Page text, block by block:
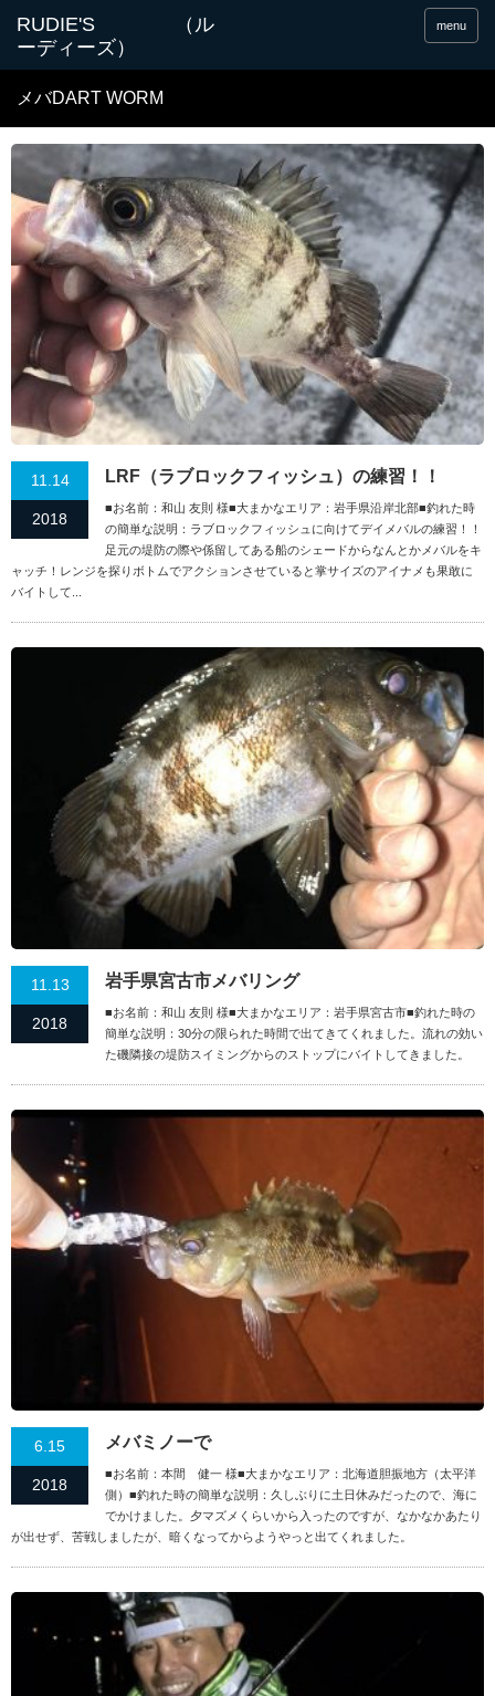
menu
メバDART WORM
11.14
2018
LRF（ラブロックフィッシュ）の練習！！
■お名前：和山 友則 様■大まかなエリア：岩手県沿岸北部■釣れた時
の簡単な説明：ラブロックフィッシュに向けてデイメバルの練習！！
足元の堤防の際や係留してある船のシェードからなんとかメバルをキ
ャッチ！レンジを探りボトムでアクションさせていると掌サイズのアイナメも果敢に
バイトして...
11.13
2018
岩手県宮古市メバリング
■お名前：和山 友則 様■大まかなエリア：岩手県宮古市■釣れた時の
簡単な説明：30分の限られた時間で出てきてくれました。流れの効い
た磯隣接の堤防スイミングからのストップにバイトしてきました。
6.15
2018
メバミノーで
■お名前：本間 健一 様■大まかなエリア：北海道胆振地方（太平洋
側）■釣れた時の簡単な説明：久しぶりに土日休みだったので、海に
でかけました。夕マズメくらいから入ったのですが、なかなかあたり
が出せず、苦戦しましたが、暗くなってからようやっと出てくれました。